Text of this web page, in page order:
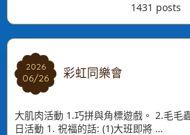
1431 posts
2026
06/26
2026
06/26 彩虹同樂會
大肌肉活動 1.巧拼與角標遊戲。 2.毛毛
日活動 1. 祝福的話: (1)大班即將 …